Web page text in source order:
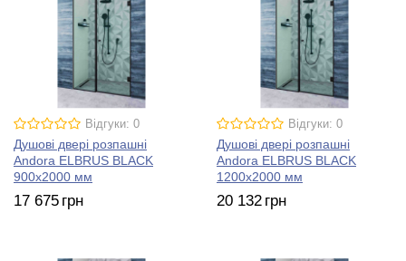
Відгуки: 0
Душові двері розпашні
Andora ELBRUS BLACK
900х2000 мм
17 675 грн
Відгуки: 0
Душові двері розпашні
Andora ELBRUS BLACK
1200х2000 мм
20 132 грн